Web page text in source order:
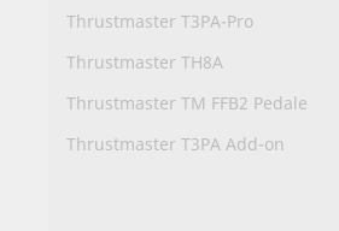
Thrustmaster T3PA-Pro
Thrustmaster TH8A
Thrustmaster TM FFB2 Pedale
Thrustmaster T3PA Add-on